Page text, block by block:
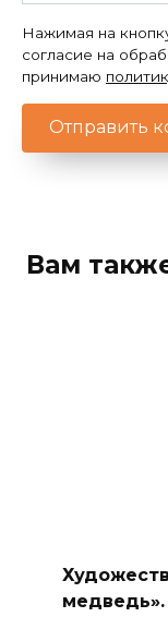
Нажимая на
согласие на
принимаю
Вам